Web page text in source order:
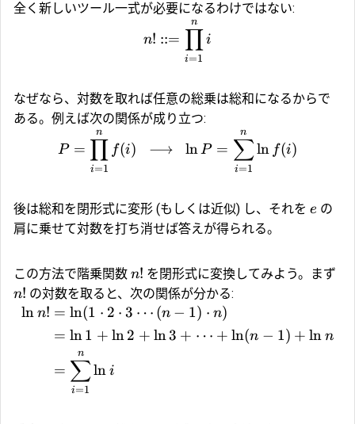
全く新しいツール一式が必要になるわけではない:
n! ::=
i=1
∏
n
i
なぜなら、対数を取れば任意の総乗は総和になるからで
ある。例えば次の関係が成り立つ:
P =
i=1
∏
n
f(i) ⟶ lnP =
i=1
∑
n
ln f(i)
後は総和を閉形式に変形 (もしくは近似) し、それを e の
肩に乗せて対数を打ち消せば答えが得られる。
この方法で階乗関数 n! を閉形式に変換してみよう。まず
n! の対数を取ると、次の関係が分かる:
ln n! = ln(1 ⋅ 2 ⋅ 3 ⋯ (n − 1) ⋅ n)
= ln1 + ln2 + ln3 + ⋯ + ln(n − 1) + ln n
=
i=1
∑
n
ln i